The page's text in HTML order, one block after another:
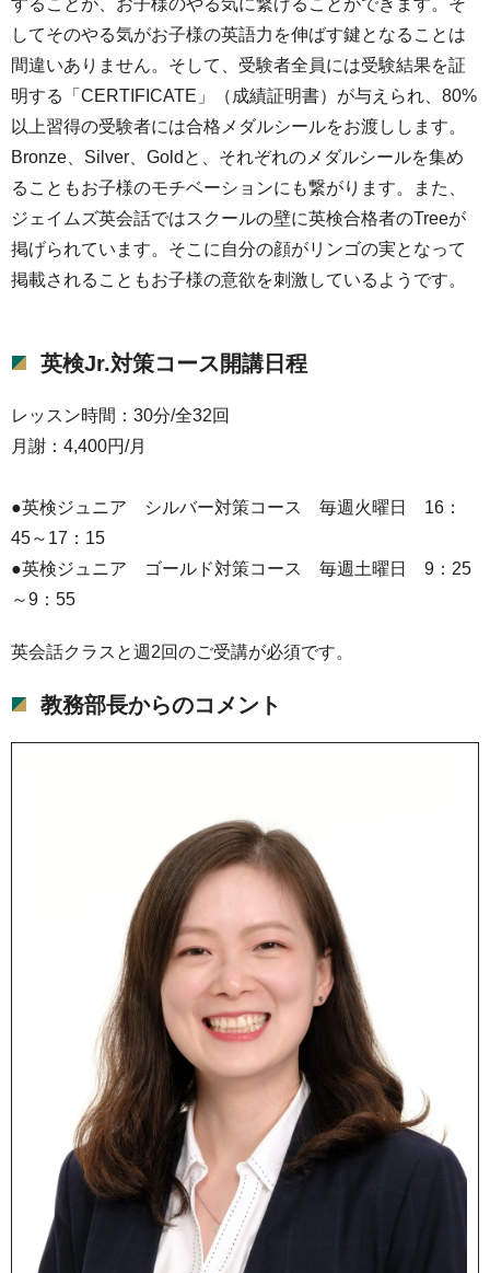
してそのやる気がお子様の英語力を伸ばす鍵となることは
間違いありません。そして、受験者全員には受験結果を証
明する「CERTIFICATE」（成績証明書）が与えられ、80%
以上習得の受験者には合格メダルシールをお渡しします。
Bronze、Silver、Goldと、それぞれのメダルシールを集め
ることもお子様のモチベーションにも繋がります。また、
ジェイムズ英会話ではスクールの壁に英検合格者のTreeが
掲げられています。そこに自分の顔がリンゴの実となって
掲載されることもお子様の意欲を刺激しているようです。
英検Jr.対策コース開講日程
レッスン時間：30分/全32回
月謝：4,400円/月
●英検ジュニア シルバー対策コース 毎週火曜日 16：
45～17：15
●英検ジュニア ゴールド対策コース 毎週土曜日 9：25
～9：55
英会話クラスと週2回のご受講が必須です。
教務部長からのコメント